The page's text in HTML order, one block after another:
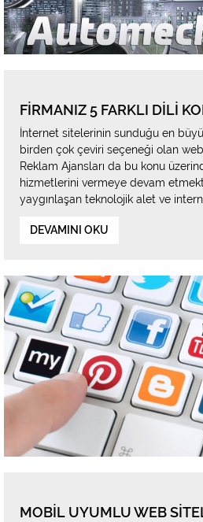
FIRMANIZ 5 FARKLI DILI
İnternet sitelerinin sunduğu en
birden çok çeviri seçeneği olan web
Reklam Ajansları da bu konu
hizmetlerini vermeye devam
yaygınlaşan teknolojik alet ve
DEVAMINI OKU
MOBIL UYUMLU WEB